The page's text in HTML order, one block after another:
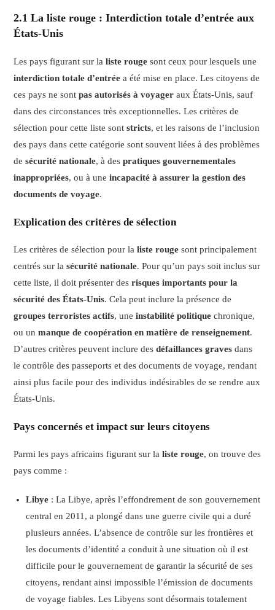
2.1 La liste rouge : Interdiction totale d’entrée aux
États-Unis
Les pays figurant sur laliste rouge sont ceux pour lesquels une
interdiction totale d’entrée a été mise en place. Les citoyens de
ces pays ne sontpas autorisés à voyager aux États-Unis, sauf
dans des circonstances très exceptionnelles. Les critères de
sélection pour cette liste sontstricts, et les raisons de l’inclusion
des pays dans cette catégorie sont souvent liées à des problèmes
desécurité nationale, à despratiques gouvernementales
inappropriées, ou à uneincapacité à assurer la gestion des
documents de voyage.
Explication des critères de sélection
Les critères de sélection pour laliste rouge sont principalement
centrés sur lasécurité nationale. Pour qu’un pays soit inclus sur
cette liste, il doit présenter desrisques importants pour la
sécurité des États-Unis. Cela peut inclure la présence de
groupes terroristes actifs, uneinstabilité politique chronique,
ou unmanque de coopération en matière de renseignement.
D’autres critères peuvent inclure desdéfaillances graves dans
le contrôle des passeports et des documents de voyage, rendant
ainsi plus facile pour des individus indésirables de se rendre aux
États-Unis.
Pays concernés et impact sur leurs citoyens
Parmi les pays africains figurant sur laliste rouge, on trouve des
pays comme :
Libye : La Libye, après l’effondrement de son gouvernement
central en 2011, a plongé dans une guerre civile qui a duré
plusieurs années. L’absence de contrôle sur les frontières et
les documents d’identité a conduit à une situation où il est
difficile pour le gouvernement de garantir la sécurité de ses
citoyens, rendant ainsi impossible l’émission de documents
de voyage fiables. Les Libyens sont désormais totalement